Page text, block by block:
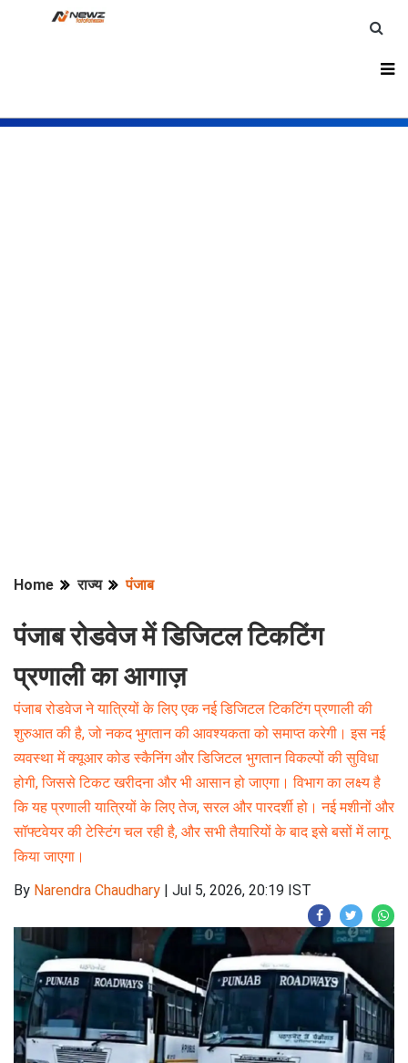
Home राज्य पंजाब
पंजाब रोडवेज में डिजिटल टिकटिंग
प्रणाली का आगाज़
पंजाब रोडवेज ने यात्रियों के लिए एक नई डिजिटल टिकटिंग प्रणाली की
शुरुआत की है, जो नकद भुगतान की आवश्यकता को समाप्त करेगी। इस नई
व्यवस्था में क्यूआर कोड स्कैनिंग और डिजिटल भुगतान विकल्पों की सुविधा
होगी, जिससे टिकट खरीदना और भी आसान हो जाएगा। विभाग का लक्ष्य है
कि यह प्रणाली यात्रियों के लिए तेज, सरल और पारदर्शी हो। नई मशीनों और
सॉफ्टवेयर की टेस्टिंग चल रही है, और सभी तैयारियों के बाद इसे बसों में लागू
किया जाएगा।
By Narendra Chaudhary | Jul 5, 2026, 20:19 IST